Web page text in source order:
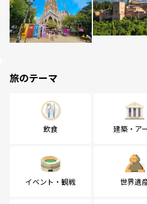
旅のテーマ
飲食 建築・ア
イベント・観戦 世界遺